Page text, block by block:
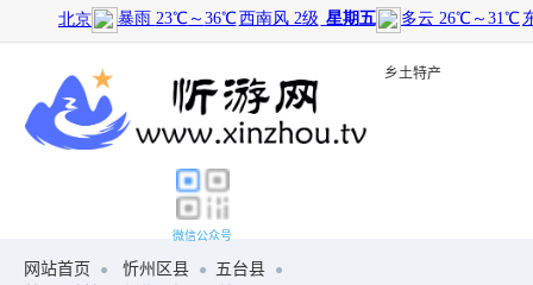
旅游景点 乡土特产
微信公众号
网站首页 忻州区县
五台县